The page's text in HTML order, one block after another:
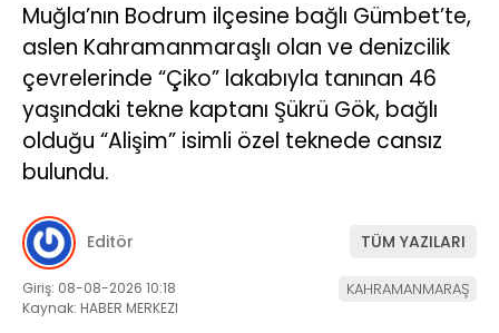
Muğla’nın Bodrum ilçesine bağlı Gümbet’te,
aslen Kahramanmaraşlı olan ve denizcilik
çevrelerinde “Çiko” lakabıyla tanınan 46
yaşındaki tekne kaptanı Şükrü Gök, bağlı
olduğu “Alişim” isimli özel teknede cansız
bulundu.
Editör TÜM YAZILARI
Giriş: 08-08-2026 10:18
Kaynak: HABER MERKEZI
KAHRAMANMARAŞ